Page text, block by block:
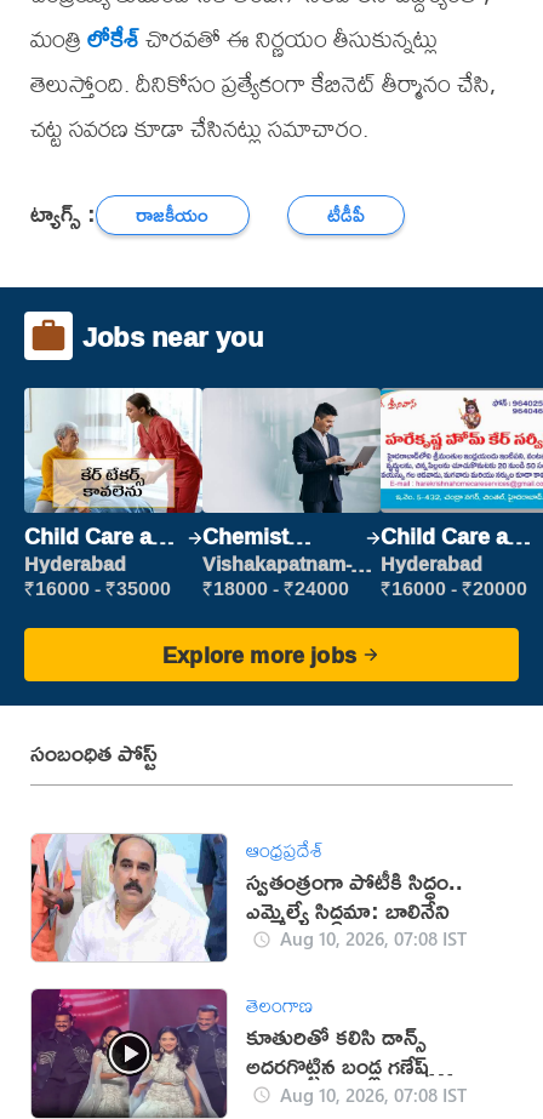
మంత్రిలోకేశ్చొరవతో ఈ నిర్ణయం తీసుకున్నట్లు
తెలుస్తోంది. దీనికోసం ప్రత్యేకంగా కేబినెట్ తీర్మానం చేసి,
చట్ట సవరణ కూడా చేసినట్లు సమాచారం.
ట్యాగ్స్ : రాజకీయం టీడీపీ
Jobs near you
Child Care and
Patient care
Hyderabad
₹16000 - ₹35000
Chemist
Production
Executive
Vishakapatnam-
new
₹18000 - ₹24000
Child Care and
Patient care
Hyderabad
₹16000 - ₹20000
Explore more jobs
సంబంధిత పోస్ట్
ఆంధ్రప్రదేశ్
స్వతంత్రంగా పోటీకి సిద్ధం..
ఎమ్మెల్యే సిద్ధమా: బాలినేని
Aug 10, 2026, 07:08 IST
తెలంగాణ
కూతురితో కలిసి డాన్స్
అదరగొట్టిన బండ్ల గణేష్
(వీడియో)
Aug 10, 2026, 07:08 IST